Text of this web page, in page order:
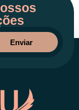
Enviar